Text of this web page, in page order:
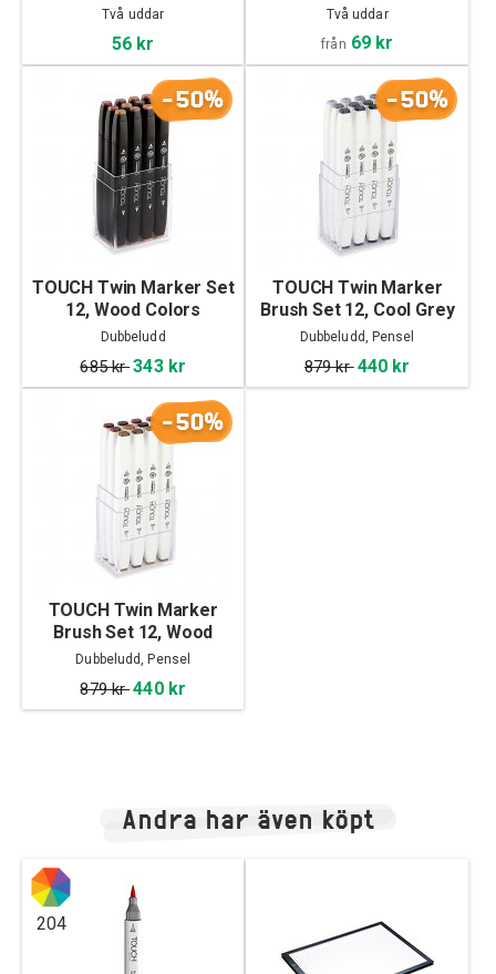
Två uddar
56 kr
Två uddar
från 69 kr
-50%
TOUCH Twin Marker Set
12, Wood Colors
Dubbeludd
685 kr343 kr
-50%
TOUCH Twin Marker
Brush Set 12, Cool Grey
Dubbeludd, Pensel
879 kr440 kr
-50%
TOUCH Twin Marker
Brush Set 12, Wood
Colors
Dubbeludd, Pensel
879 kr440 kr
Andra har även köpt
204